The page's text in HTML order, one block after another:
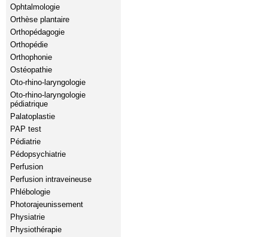
Ophtalmologie
Orthèse plantaire
Orthopédagogie
Orthopédie
Orthophonie
Ostéopathie
Oto-rhino-laryngologie
Oto-rhino-laryngologie
pédiatrique
Palatoplastie
PAP test
Pédiatrie
Pédopsychiatrie
Perfusion
Perfusion intraveineuse
Phlébologie
Photorajeunissement
Physiatrie
Physiothérapie